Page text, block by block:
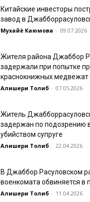
Китайские инвесторы
завод в
Мухайё Каюмова - 09.07.2026
Жителя района Джаббор
задержали при попытке
краснокнижных медвежат
Алишери Толиб - 07.05.2026
Житель
задержан по подозрению
убийством супруге
Алишери Толиб - 22.04.2026
В Джаббор Расуловском
военкомата обвиняется в
Алишери Толиб - 11.04.2026